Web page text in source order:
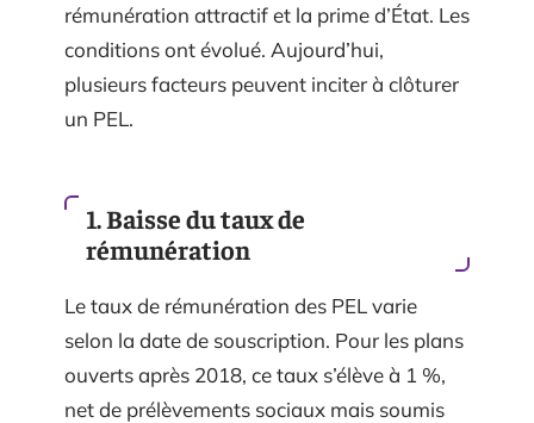
rémunération attractif et la prime d’État. Les
conditions ont évolué. Aujourd’hui,
plusieurs facteurs peuvent inciter à clôturer
un PEL.
1. Baisse du taux de
rémunération
Le taux de rémunération des PEL varie
selon la date de souscription. Pour les plans
ouverts après 2018, ce taux s’élève à 1 %,
net de prélèvements sociaux mais soumis